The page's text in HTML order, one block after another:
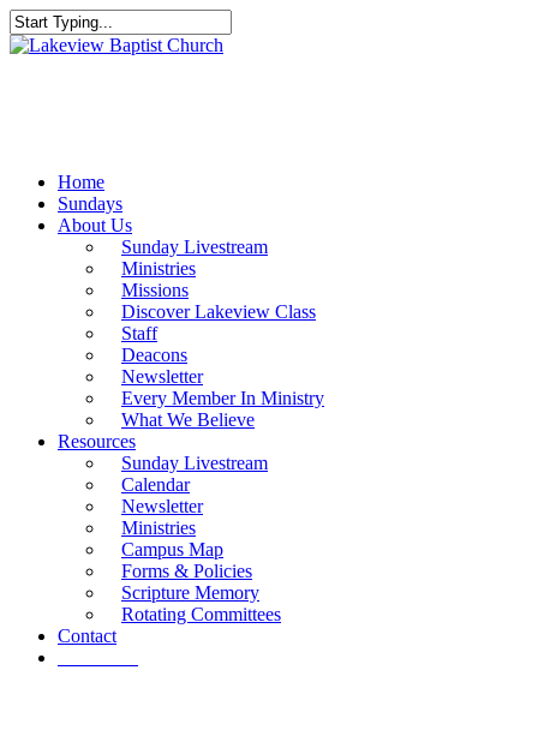
Skip
to
Close
Home
Sundays
About Us
Sunday Livestream
Ministries
Missions
Discover Lakeview Class
Staff
Deacons
Newsletter
Every Member In Ministry
What We Believe
Resources
Sunday Livestream
Calendar
Newsletter
Ministries
Campus Map
Forms & Policies
Scripture Memory
Rotating Committees
Contact